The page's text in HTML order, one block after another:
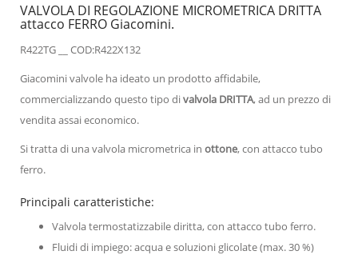
VALVOLA DI REGOLAZIONE MICROMETRICA DRITTA
attacco FERRO Giacomini.
R422TG __ COD:R422X132
Giacomini valvole ha ideato un prodotto affidabile,
commercializzando questo tipo divalvola DRITTA, ad un prezzo di
vendita assai economico.
Si tratta di una valvola micrometrica in ottone, con attacco tubo
ferro.
Principali caratteristiche:
Valvola termostatizzabile diritta, con attacco tubo ferro.
Fluidi di impiego: acqua e soluzioni glicolate (max. 30 %)